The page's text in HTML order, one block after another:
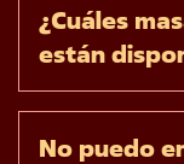
¿Cuáles
están
No puedo